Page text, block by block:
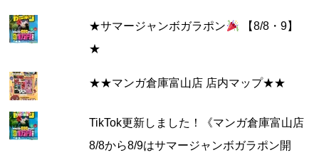
★サマージャンボガラポン
【8/8・9】
★
★★マンガ倉庫富山店 店内マップ★★
TikTok更新しました！《マンガ倉庫富山店
8/8から8/9はサマージャンボガラポン開